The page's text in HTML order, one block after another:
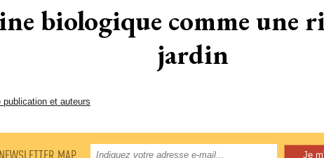
biologique comme une
jardin
publication et auteurs